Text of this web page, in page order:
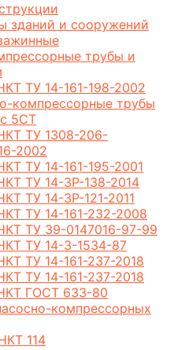
зданий и сооружений
трубы и
ТУ 14-161-198-2002
компрессорные трубы
5CT
ТУ 1308-206-
2002
ТУ 14-161-195-2001
ТУ 14-3Р-138-2014
ТУ 14-3Р-121-2011
ТУ 14-161-232-2008
ТУ 39-0147016-97-99
ТУ 14-3-1534-87
ТУ 14-161-237-2018
ТУ 14-161-237-2018
ГОСТ 633-80
компрессорных
114